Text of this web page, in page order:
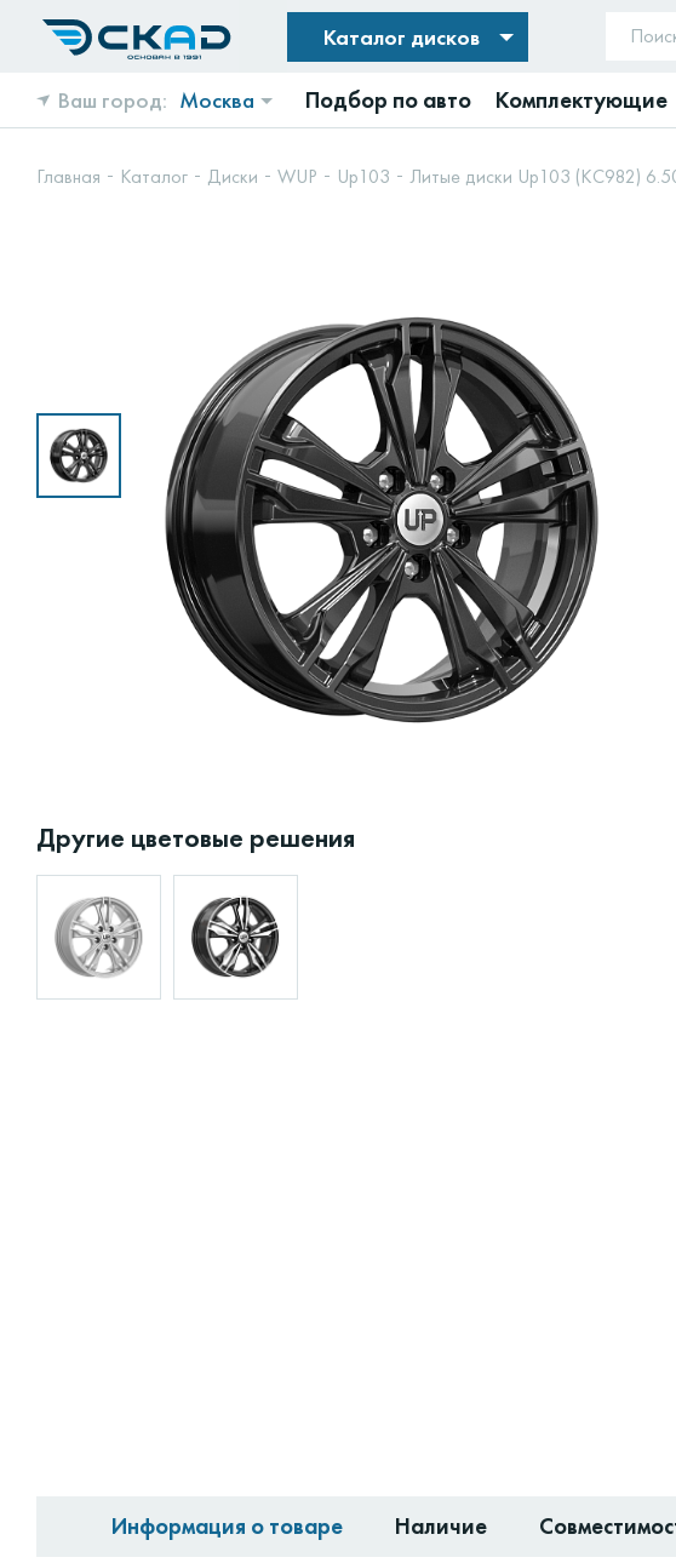
Каталог дисков
Ваш город: Москва Подбор по авто Комплектующие
Главная Каталог Диски WUP Up103 Литые диски Up103 (КС982)
Другие цветовые решения
Информация о товаре Наличие